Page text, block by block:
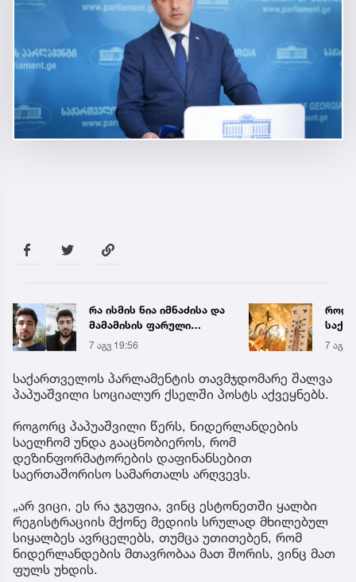
რა ისმის ნია იმნაძისა და
მამამისის ფარული
ჩანაწერიდან - გიგა
ავალიანის მკვლელობის
საქმე
7 აგვ 19:56 7 აგვ
საქართველოს პარლამენტის თავმჯდომარე შალვა
პაპუაშვილი სოციალურ ქსელში პოსტს აქვეყნებს.
როგორც პაპუაშვილი წერს, ნიდერლანდების
საელჩომ უნდა გააცნობიეროს, რომ
დეზინფორმატორების დაფინანსებით
საერთაშორისო სამართალს არღვევს.
„არ ვიცი, ეს რა ჯგუფია, ვინც ესტონეთში ყალბი
რეგისტრაციის მქონე მედიის სრულად მხილებულ
სიყალბეს ავრცელებს, თუმცა უთითებენ, რომ
ნიდერლანდების მთავრობაა მათ შორის, ვინც მათ
ფულს უხდის.